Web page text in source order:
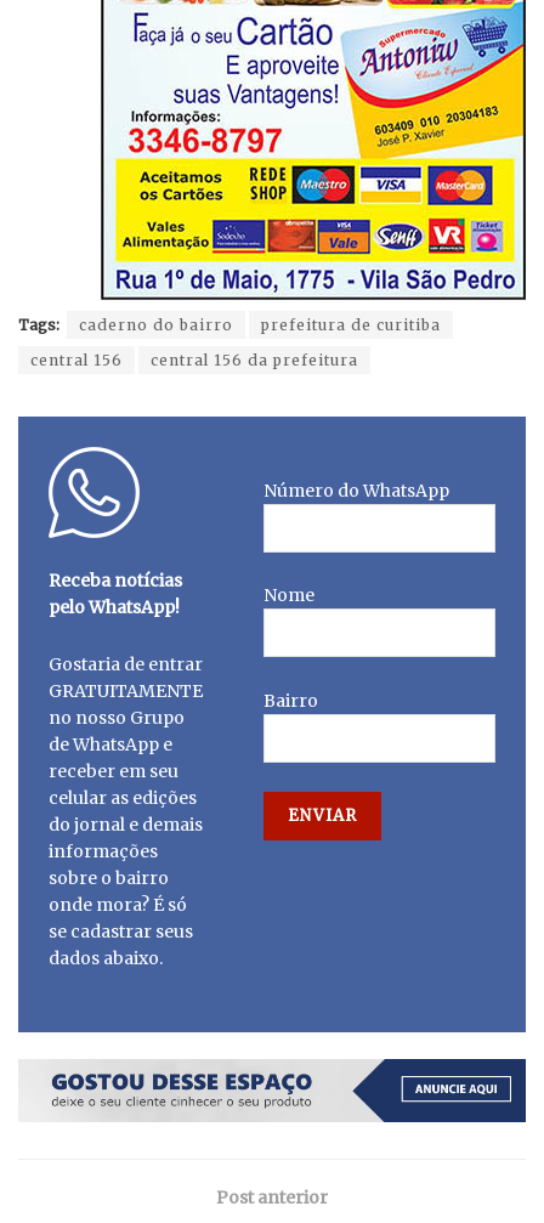
Tags: caderno do bairro
prefeitura de curitiba
central 156
central 156 da prefeitura
Receba notícias
pelo WhatsApp!
Gostaria de entrar
GRATUITAMENTE
no nosso Grupo
de WhatsApp e
receber em seu
celular as edições
do jornal e demais
informações
sobre o bairro
onde mora? É só
se cadastrar seus
dados abaixo.
Número do WhatsApp
Nome
Bairro
Post anterior